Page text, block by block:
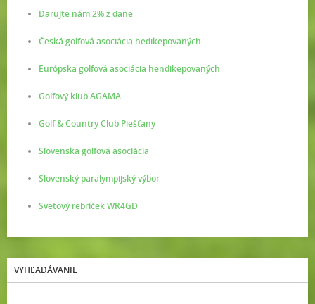
Darujte nám 2% z dane
Česká golfová asociácia hedikepovaných
Európska golfová asociácia hendikepovaných
Golfový klub AGAMA
Golf & Country Club Piešťany
Slovenska golfová asociácia
Slovenský paralympijský výbor
Svetový rebríček WR4GD
VYHĽADÁVANIE